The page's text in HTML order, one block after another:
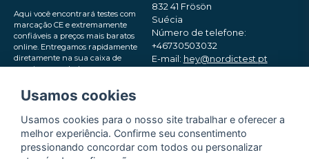
Aqui você encontrará testes com
marcação CE e extremamente
confiáveis ​​a preços mais baratos
online. Entregamos rapidamente
diretamente na sua caixa de
correio, em embalagens pequenas
832 41 Frösön
Suécia
Número de telefone:
+46730503032
E-mail: hey@nordictest.pt
Usamos cookies
Usamos cookies para o nosso site trabalhar e oferecer a
melhor experiência. Confirme seu consentimento
pressionando concordar com todos ou personalizar